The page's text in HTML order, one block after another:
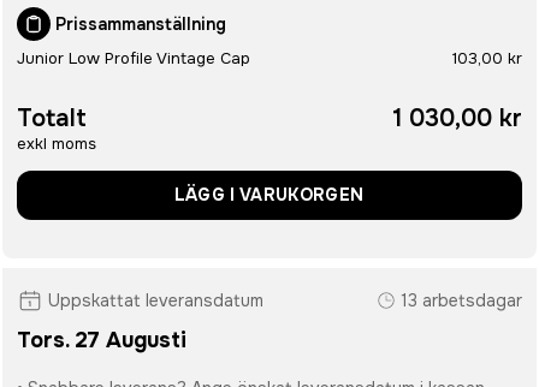
Prissammanställning
Junior Low Profile Vintage Cap 103,00 kr
Totalt
exkl moms
1 030,00 kr
LÄGG I VARUKORGEN
Uppskattat leveransdatum 13 arbetsdagar
Tors. 27 Augusti